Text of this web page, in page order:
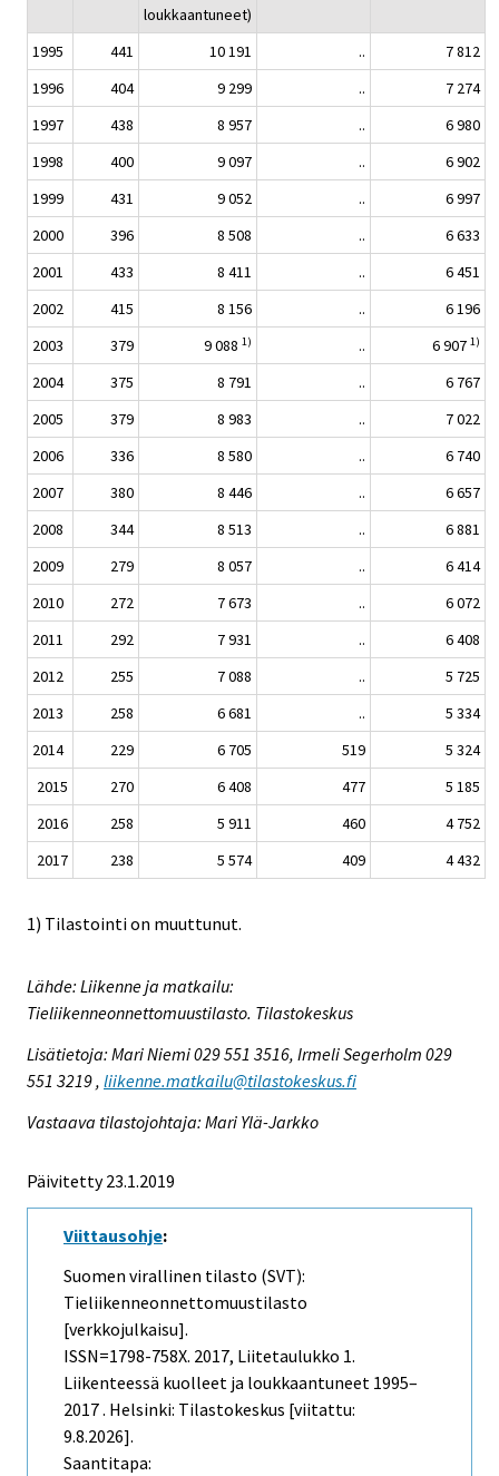
loukkaantuneet)
1995 441 10 191 ..
7 812
1996
404 9 299 ..
7 274
1997
438 8 957 ..
6 980
1998
400 9 097 ..
6 902
1999
431 9 052 ..
6 997
2000
396 8 508 ..
6 633
2001
433 8 411 ..
6 451
2002
415 8 156 ..
6 196
2003
379 9 088 1) .. 6 907 1)
2004 375 8 791 ..
6 767
2005
379 8 983 ..
7 022
2006
336 8 580 ..
6 740
2007
380 8 446 ..
6 657
2008
344 8 513 ..
6 881
2009
279 8 057 ..
6 414
2010
272 7 673 ..
6 072
2011
292 7 931 ..
6 408
2012
255 7 088 ..
5 725
2013
258 6 681 ..
5 334
2014
229 6 705 519
5 324
2015
270 6 408 477
5 185
2016
258 5 911 460
4 752
2017
238 5 574 409 4 432
1) Tilastointi on muuttunut.
Lähde: Liikenne ja matkailu:
Tieliikenneonnettomuustilasto. Tilastokeskus
Lisätietoja: Mari Niemi 029 551 3516, Irmeli Segerholm 029
551 3219 , liikenne.matkailu@tilastokeskus.fi
Vastaava tilastojohtaja: Mari Ylä-Jarkko
Päivitetty 23.1.2019
Viittausohje:
Suomen virallinen tilasto (SVT):
Tieliikenneonnettomuustilasto
[verkkojulkaisu].
ISSN=1798-758X. 2017, Liitetaulukko 1.
Liikenteessä kuolleet ja loukkaantuneet 1995–
2017 . Helsinki: Tilastokeskus [viitattu:
9.8.2026].
Saantitapa: